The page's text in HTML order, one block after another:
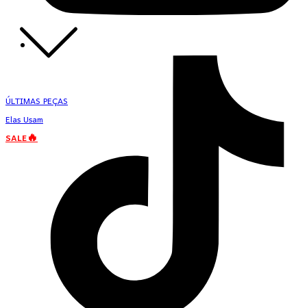
ÚLTIMAS PEÇAS
Elas Usam
SALE🔥